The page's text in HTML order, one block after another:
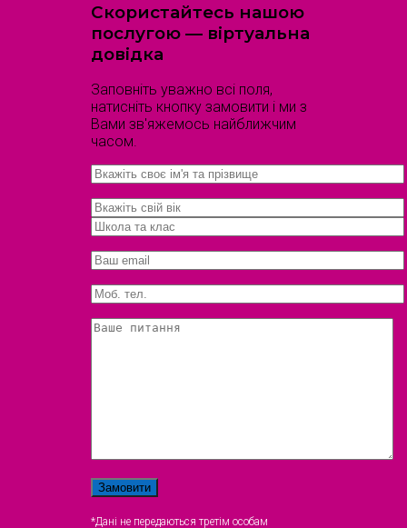
Скористайтесь нашою
послугою — віртуальна
довідка
Заповніть уважно всі поля,
натисніть кнопку замовити і ми з
Вами зв'яжемось найближчим
часом.
*Дані не передаються третім особам